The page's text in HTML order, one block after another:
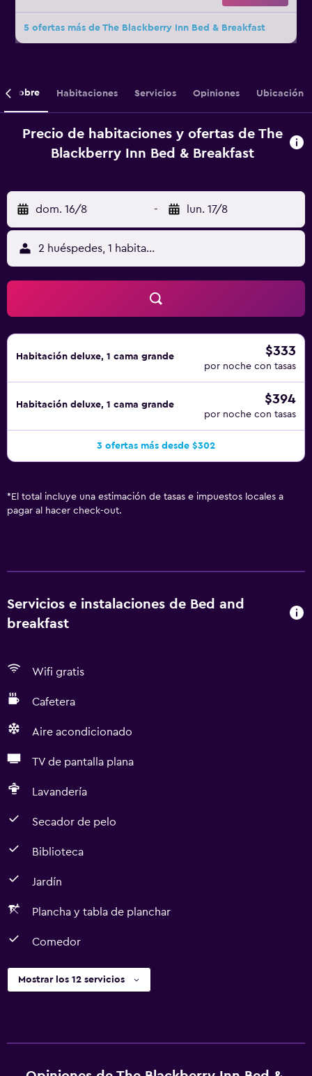
5 ofertas más de The Blackberry Inn Bed & Breakfast
Sobre Habitaciones Servicios Opiniones Ubicación
Precio de habitaciones y ofertas de The
Blackberry Inn Bed & Breakfast
dom. 16/8 - lun. 17/8
2 huéspedes, 1 habitación
Habitación deluxe, 1 cama grande $333
por noche con tasas
Habitación deluxe, 1 cama grande $394
por noche con tasas
3 ofertas más desde $302
* El total incluye una estimación de tasas e impuestos locales a
pagar al hacer check-out.
Servicios e instalaciones de Bed and
breakfast
Wifi gratis
Cafetera
Aire acondicionado
TV de pantalla plana
Lavandería
Secador de pelo
Biblioteca
Jardín
Plancha y tabla de planchar
Comedor
Mostrar los 12 servicios